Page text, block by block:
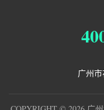
广州